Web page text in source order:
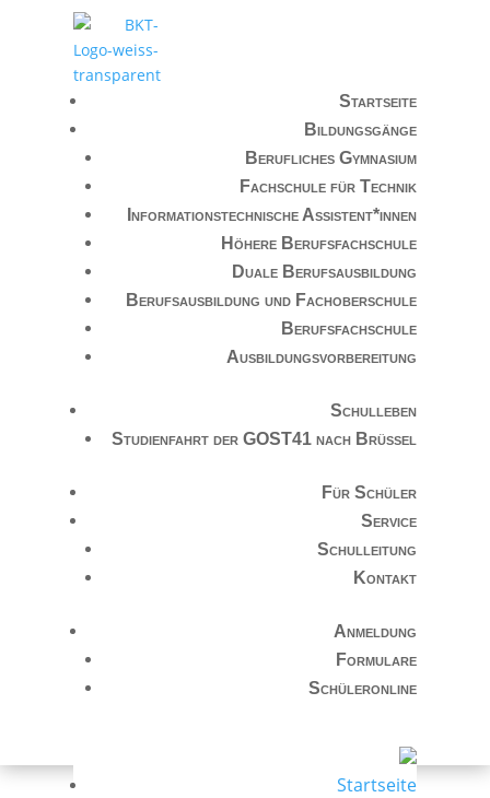
Startseite
Bildungsgänge
Berufliches Gymnasium
Fachschule für Technik
Informationstechnische Assistent*innen
Höhere Berufsfachschule
Duale Berufsausbildung
Berufsausbildung und Fachoberschule
Berufsfachschule
Ausbildungsvorbereitung
Schulleben
Studienfahrt der GOST41 nach Brüssel
Für Schüler
Service
Schulleitung
Kontakt
Anmeldung
Formulare
Schüleronline
Startseite